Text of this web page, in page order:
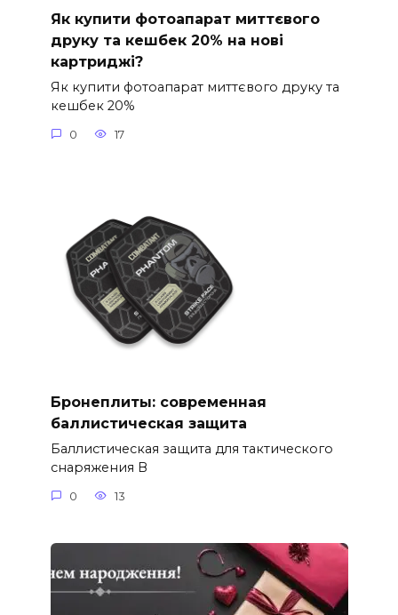
Як купити фотоапарат миттєвого
друку та кешбек 20% на нові
картриджі?
Як купити фотоапарат миттєвого друку та
кешбек 20%
0 17
Бронеплиты: современная
баллистическая защита
Баллистическая защита для тактического
снаряжения В
0 13